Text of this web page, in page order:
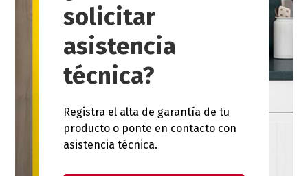
solicitar
asistencia
técnica?
Registra el alta de garantía de tu
producto o ponte en contacto con
asistencia técnica.